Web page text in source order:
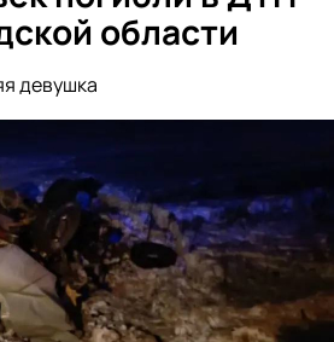
области
девушка